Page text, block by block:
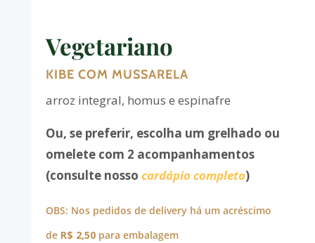
Vegetariano
KIBE COM MUSSARELA
arroz integral, homus e espinafre
Ou, se preferir, escolha um grelhado ou
omelete com 2 acompanhamentos
(consulte nosso cardápio completo)
OBS: Nos pedidos de delivery há um acréscimo
de R$ 2,50para embalagem